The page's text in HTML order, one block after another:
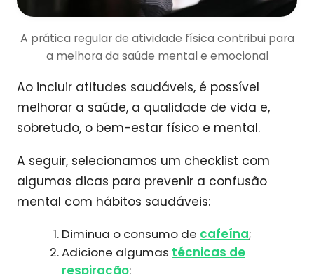
A prática regular de atividade física contribui para
a melhora da saúde mental e emocional
Ao incluir atitudes saudáveis, é possível
melhorar a saúde, a qualidade de vida e,
sobretudo, o bem-estar físico e mental.
A seguir, selecionamos um checklist com
algumas dicas para prevenir a confusão
mental com hábitos saudáveis:
Diminua o consumo de cafeína;
Adicione algumas técnicas de
respiração;